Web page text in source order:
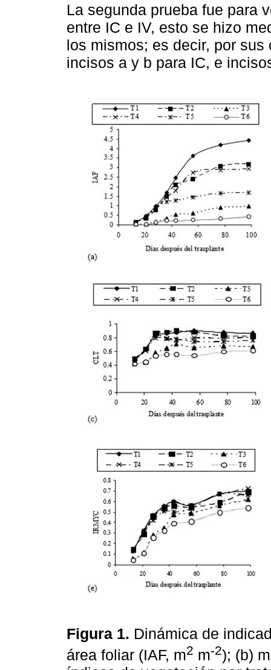
La segunda prueba fue para
entre IC e IV, esto se hizo
los mismos; es decir, por
incisos a y b para IC, e
Figura 1. Dinámica de
área foliar (IAF, m2 m-2); (b)